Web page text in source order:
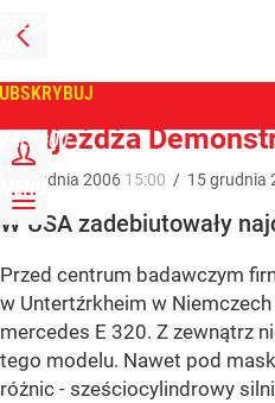
PRZEJDŹ
NA
GŁÓWNĄ
ZALOGUJ
MENU
Tygodnik Wprost
Nadjeżdża
grudnia 2006 15:00 / 15grudnia
W USA zadebiutowały
Przed centrum badawczym
w Untertźrkheim w
mercedes E 320. Z zewnątrz
tego modelu. Nawet pod
różnic - sześciocylindrowy